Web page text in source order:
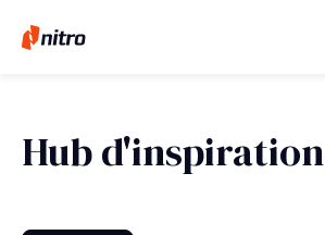
Hub d'inspiration